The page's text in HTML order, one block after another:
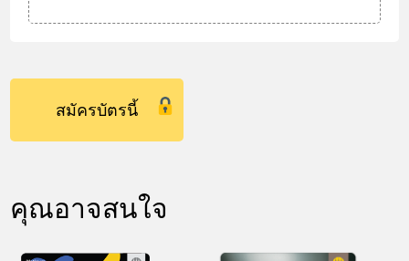
สมัครบัตรนี้
คุณอาจสนใจ